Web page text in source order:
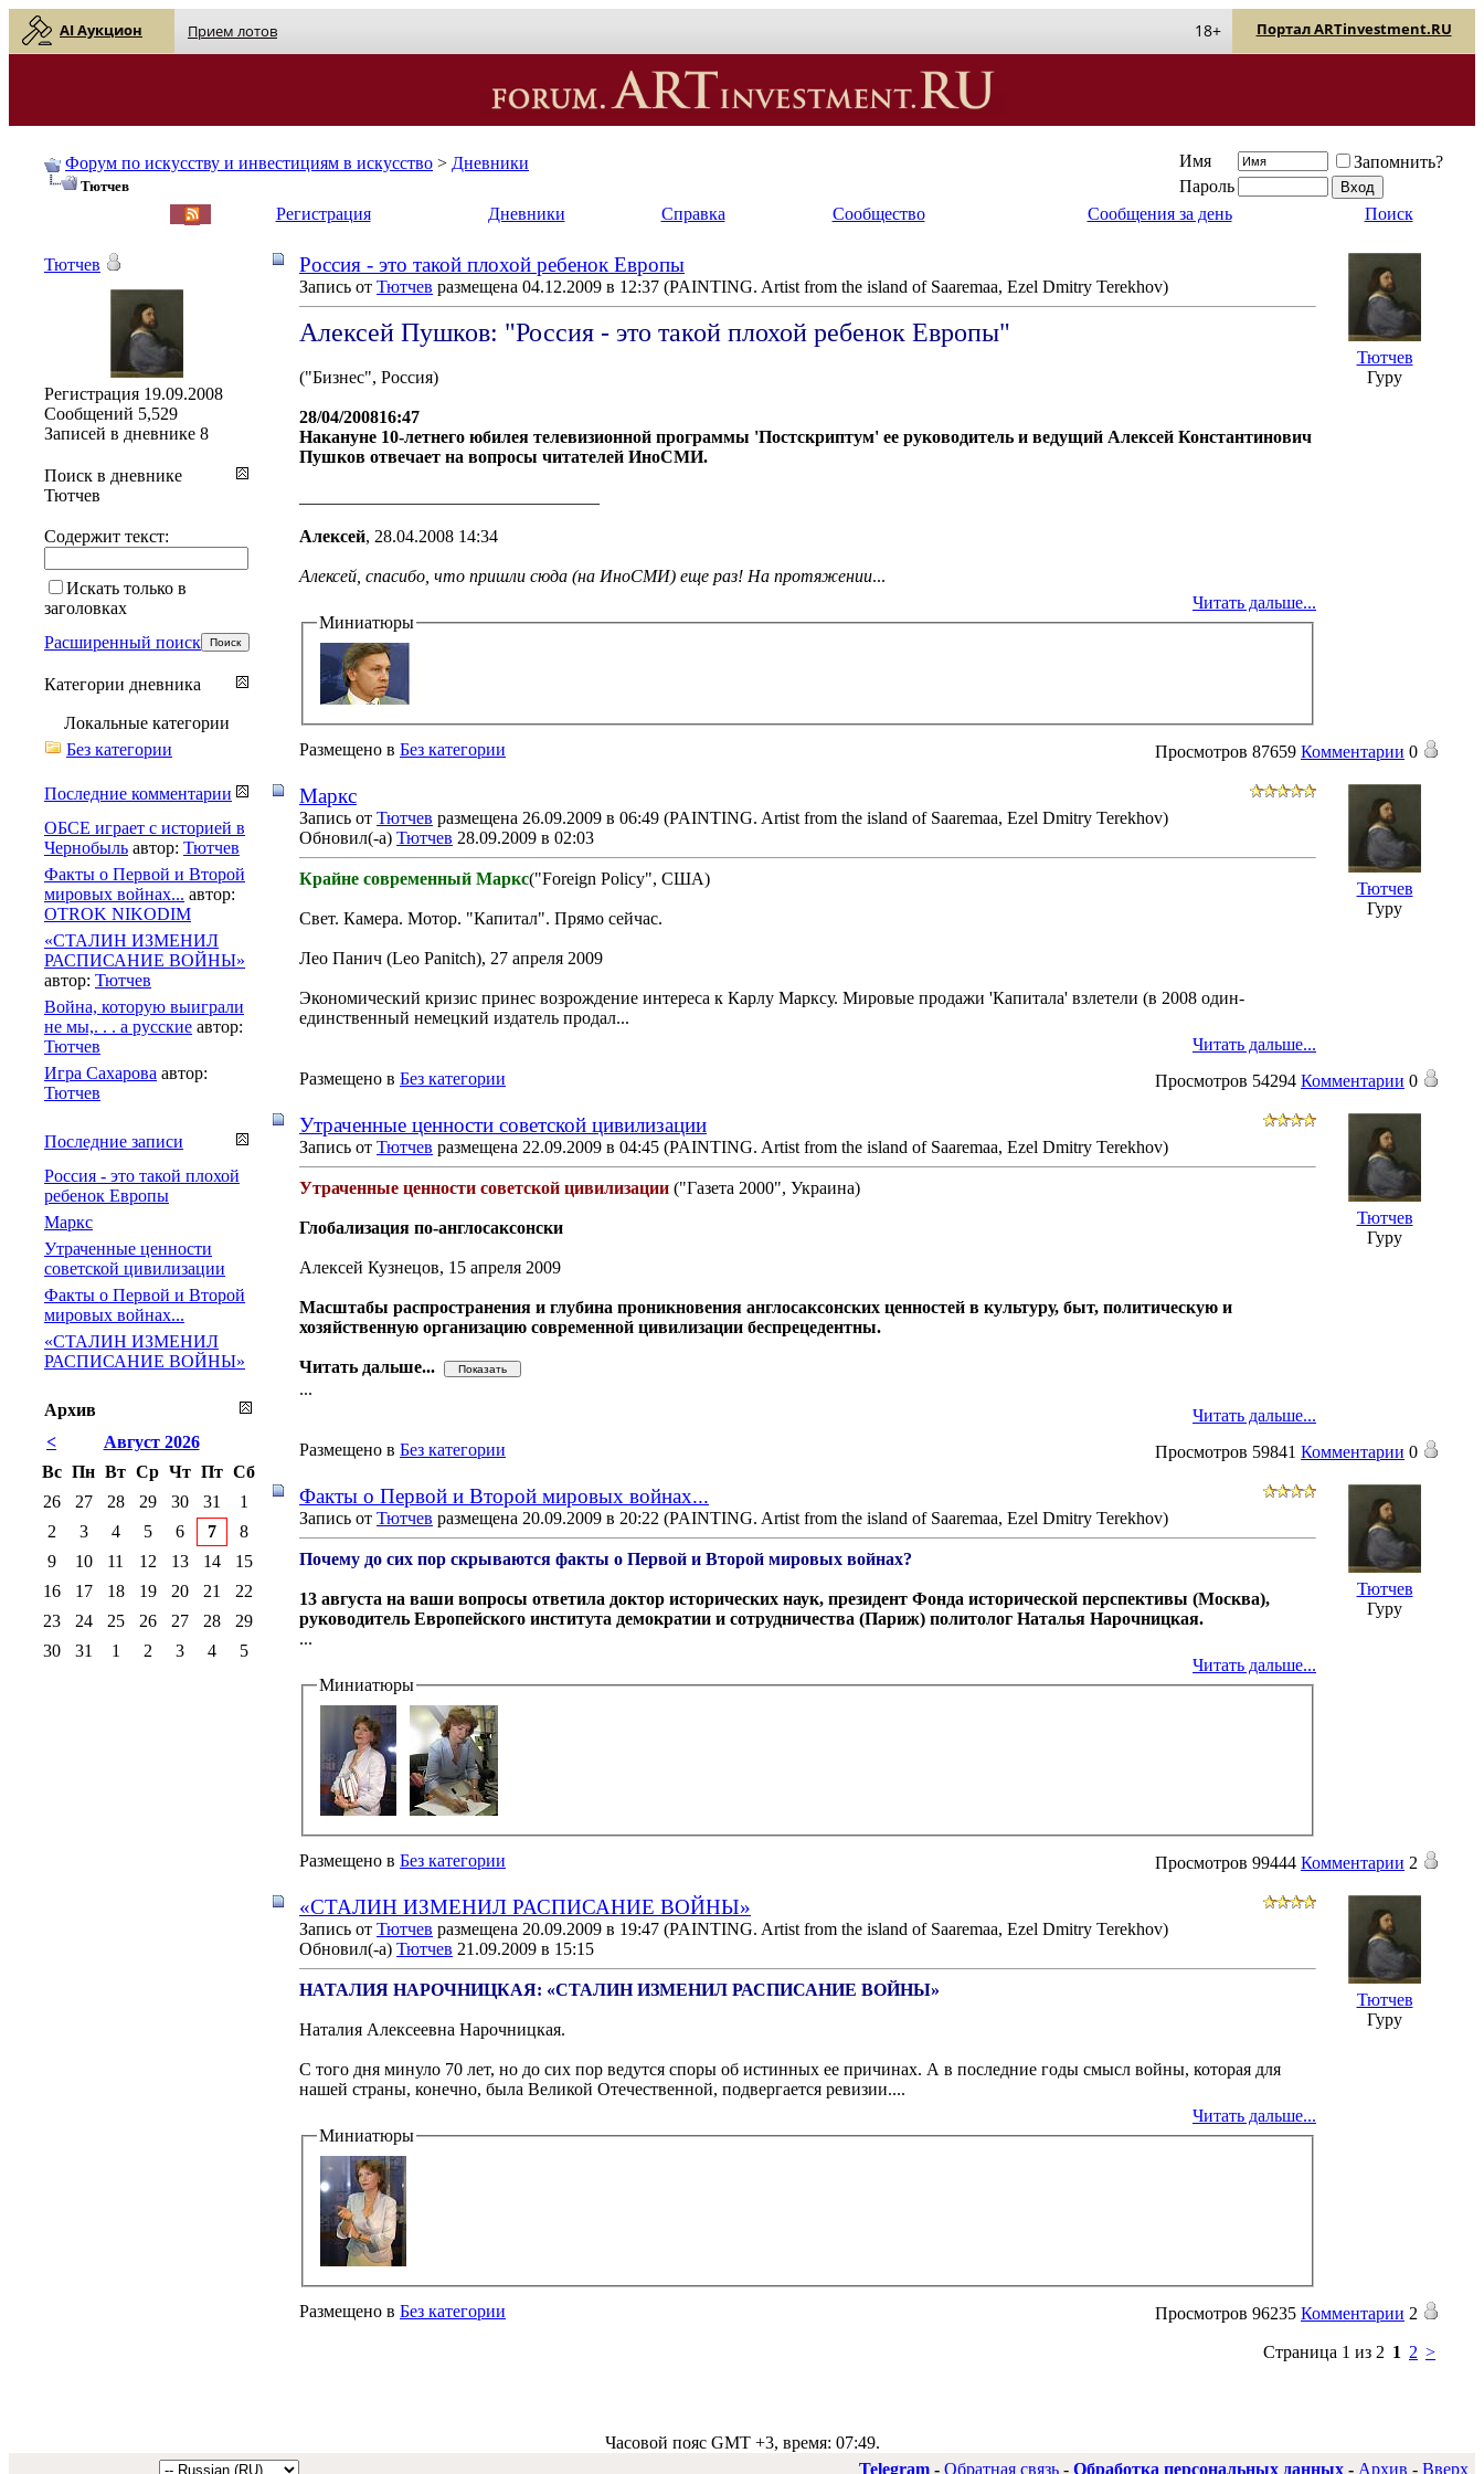
AI Аукцион Прием лотов Портал ARTinvestment.RU
18+
Форум по искусству и инвестициям в искусство > Дневники
Тютчев
Имя
Запомнить?
Пароль
Регистрация Дневники Справка Сообщество Сообщения за день Поиск
Россия - это такой плохой ребенок Европы
Запись от Тютчев размещена 04.12.2009 в 12:37 (PAINTING. Artist from the island of Saaremaa, Ezel Dmitry Terekhov)
Алексей Пушков: "Россия - это такой плохой ребенок Европы"
("Бизнес", Россия)
28/04/200816:47
Накануне 10-летнего юбилея телевизионной программы 'Постскриптум' ее руководитель и ведущий Алексей Константинович
Пушков отвечает на вопросы читателей ИноСМИ.
Алексей, 28.04.2008 14:34
Алексей, спасибо, что пришли сюда (на ИноСМИ) еще раз! На протяжении...
Читать дальше...
Миниатюры
Тютчев
Гуру
Размещено в Без категории Просмотров 87659 Комментарии 0
Маркс
Запись от Тютчев размещена 26.09.2009 в 06:49 (PAINTING. Artist from the island of Saaremaa, Ezel Dmitry Terekhov)
Обновил(-а) Тютчев 28.09.2009 в 02:03
Крайне современный Маркс("Foreign Policy", США)
Свет. Камера. Мотор. "Капитал". Прямо сейчас.
Лео Панич (Leo Panitch), 27 апреля 2009
Экономический кризис принес возрождение интереса к Карлу Марксу. Мировые продажи 'Капитала' взлетели (в 2008 один-
единственный немецкий издатель продал...
Читать дальше...
Тютчев
Гуру
Размещено в Без категории Просмотров 54294 Комментарии 0
Утраченные ценности советской цивилизации
Запись от Тютчев размещена 22.09.2009 в 04:45 (PAINTING. Artist from the island of Saaremaa, Ezel Dmitry Terekhov)
Утраченные ценности советской цивилизации ("Газета 2000", Украина)
Глобализация по-англосаксонски
Алексей Кузнецов, 15 апреля 2009
Масштабы распространения и глубина проникновения англосаксонских ценностей в культуру, быт, политическую и
хозяйственную организацию современной цивилизации беспрецедентны.
Читать дальше...
...
Читать дальше...
Тютчев
Гуру
Размещено в Без категории Просмотров 59841 Комментарии 0
Факты о Первой и Второй мировых войнах...
Запись от Тютчев размещена 20.09.2009 в 20:22 (PAINTING. Artist from the island of Saaremaa, Ezel Dmitry Terekhov)
Почему до сих пор скрываются факты о Первой и Второй мировых войнах?
13 августа на ваши вопросы ответила доктор исторических наук, президент Фонда исторической перспективы (Москва),
руководитель Европейского института демократии и сотрудничества (Париж) политолог Наталья Нарочницкая.
...
Читать дальше...
Миниатюры
Тютчев
Гуру
Размещено в Без категории Просмотров 99444 Комментарии 2
«СТАЛИН ИЗМЕНИЛ РАСПИСАНИЕ ВОЙНЫ»
Запись от Тютчев размещена 20.09.2009 в 19:47 (PAINTING. Artist from the island of Saaremaa, Ezel Dmitry Terekhov)
Обновил(-а) Тютчев 21.09.2009 в 15:15
НАТАЛИЯ НАРОЧНИЦКАЯ: «СТАЛИН ИЗМЕНИЛ РАСПИСАНИЕ ВОЙНЫ»
Наталия Алексеевна Нарочницкая.
С того дня минуло 70 лет, но до сих пор ведутся споры об истинных ее причинах. А в последние годы смысл войны, которая для
нашей страны, конечно, была Великой Отечественной, подвергается ревизии....
Читать дальше...
Миниатюры
Тютчев
Гуру
Размещено в Без категории Просмотров 96235 Комментарии 2
Страница 1 из 2 1 2 >
Тютчев
Регистрация 19.09.2008
Сообщений 5,529
Записей в дневнике 8
Поиск в дневнике
Тютчев
Содержит текст:
Искать только в
заголовках
Расширенный поиск
Категории дневника
Локальные категории
Без категории
Последние комментарии
ОБСЕ играет с историей в
Чернобыль автор: Тютчев
Факты о Первой и Второй
мировых войнах... автор:
OTROK NIKODIM
«СТАЛИН ИЗМЕНИЛ
РАСПИСАНИЕ ВОЙНЫ»
автор: Тютчев
Война, которую выиграли
не мы,. . . а русские автор:
Тютчев
Игра Сахарова автор:
Тютчев
Последние записи
Россия - это такой плохой
ребенок Европы
Маркс
Утраченные ценности
советской цивилизации
Факты о Первой и Второй
мировых войнах...
«СТАЛИН ИЗМЕНИЛ
РАСПИСАНИЕ ВОЙНЫ»
Архив
<
Август 2026
Вс Пн Вт Ср Чт Пт Сб
26
27 28 29 30 31
1
2
3 4 5 6 7
8
9
10 11 12 13 14
15
16
17 18 19 20 21
22
23
24 25 26 27 28
29
30
31 1 2 3 4 5
Часовой пояс GMT +3, время: 07:49.
Telegram - Обратная связь - Обработка персональных данных - Архив - Вверх